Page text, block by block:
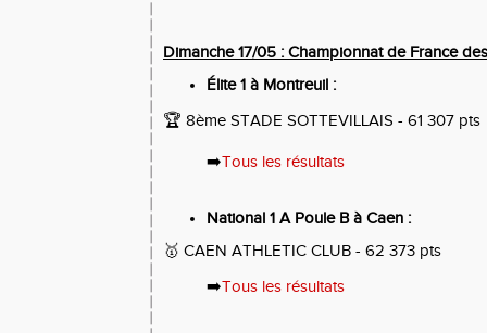
Dimanche 17/05 : Championnat de France
Élite 1 à Montreuil :
🏆 8ème STADE SOTTEVILLAIS - 61 307 pts
➡️Tous les résultats
National 1 A Poule B à Caen :
🥇 CAEN ATHLETIC CLUB - 62 373 pts
➡️Tous les résultats